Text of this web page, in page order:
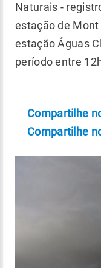
Naturais -
estação de
estação Águas
período entre
Compartilhe
Compartilhe